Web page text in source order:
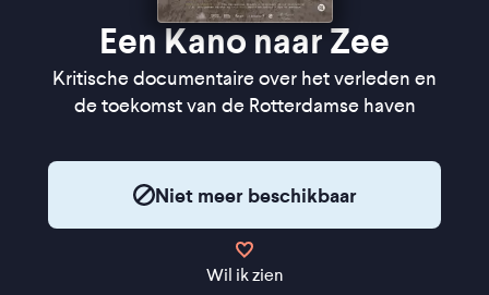
Een Kano naar Zee
Kritische documentaire over het verleden en
de toekomst van de Rotterdamse haven
Niet meer beschikbaar
Wil ik zien